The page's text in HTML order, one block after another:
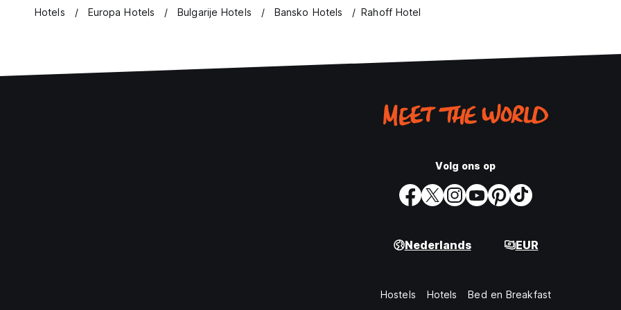
Hotels Europa Hotels Bulgarije Hotels Bansko Hotels Rahoff Hotel
Volg ons op
Nederlands EUR
Hostels Hotels Bed en Breakfast